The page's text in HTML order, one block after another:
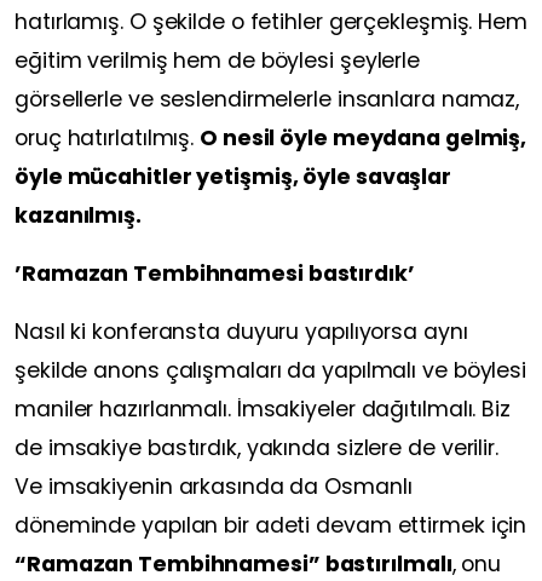
hatırlamış. O şekilde o fetihler gerçekleşmiş. Hem
eğitim verilmiş hem de böylesi şeylerle
görsellerle ve seslendirmelerle insanlara namaz,
oruç hatırlatılmış. O nesil öyle meydana gelmiş,
öyle mücahitler yetişmiş, öyle savaşlar
kazanılmış.
’Ramazan Tembihnamesi bastırdık’
Nasıl ki konferansta duyuru yapılıyorsa aynı
şekilde anons çalışmaları da yapılmalı ve böylesi
maniler hazırlanmalı. İmsakiyeler dağıtılmalı. Biz
de imsakiye bastırdık, yakında sizlere de verilir.
Ve imsakiyenin arkasında da Osmanlı
döneminde yapılan bir adeti devam ettirmek için
“Ramazan Tembihnamesi” bastırılmalı, onu